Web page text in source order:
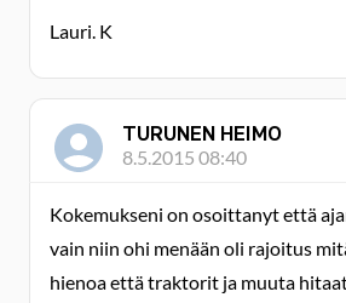
Lauri. K
TURUNEN HEIMO
8.5.2015 08:40
Kokemukseni on osoittanyt että
vain niin ohi menään oli rajoitus
hienoa että traktorit ja muuta